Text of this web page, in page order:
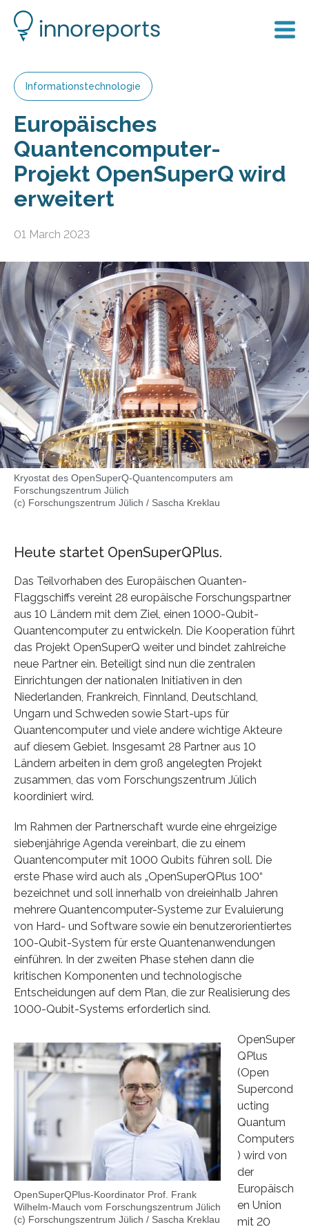
Informationstechnologie
Europäisches
Quantencomputer-
Projekt OpenSuperQ wird
erweitert
01 March 2023
Kryostat des OpenSuperQ-Quantencomputers am
Forschungszentrum Jülich
(c) Forschungszentrum Jülich / Sascha Kreklau
Heute startet OpenSuperQPlus.
Das Teilvorhaben des Europäischen Quanten-
Flaggschiffs vereint 28 europäische Forschungspartner
aus 10 Ländern mit dem Ziel, einen 1000-Qubit-
Quantencomputer zu entwickeln. Die Kooperation führt
das Projekt OpenSuperQ weiter und bindet zahlreiche
neue Partner ein. Beteiligt sind nun die zentralen
Einrichtungen der nationalen Initiativen in den
Niederlanden, Frankreich, Finnland, Deutschland,
Ungarn und Schweden sowie Start-ups für
Quantencomputer und viele andere wichtige Akteure
auf diesem Gebiet. Insgesamt 28 Partner aus 10
Ländern arbeiten in dem groß angelegten Projekt
zusammen, das vom Forschungszentrum Jülich
koordiniert wird.
Im Rahmen der Partnerschaft wurde eine ehrgeizige
siebenjährige Agenda vereinbart, die zu einem
Quantencomputer mit 1000 Qubits führen soll. Die
erste Phase wird auch als „OpenSuperQPlus 100“
bezeichnet und soll innerhalb von dreieinhalb Jahren
mehrere Quantencomputer-Systeme zur Evaluierung
von Hard- und Software sowie ein benutzerorientiertes
100-Qubit-System für erste Quantenanwendungen
einführen. In der zweiten Phase stehen dann die
kritischen Komponenten und technologische
Entscheidungen auf dem Plan, die zur Realisierung des
1000-Qubit-Systems erforderlich sind.
OpenSuperQPlus-Koordinator Prof. Frank
Wilhelm-Mauch vom Forschungszentrum Jülich
(c) Forschungszentrum Jülich / Sascha Kreklau
OpenSuper
QPlus
(Open
Supercond
ucting
Quantum
Computers
) wird von
der
Europäisch
en Union
mit 20